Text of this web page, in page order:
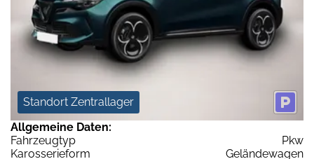
Standort Zentrallager
Allgemeine Daten:
Fahrzeugtyp
Pkw
Karosserieform
Geländewagen